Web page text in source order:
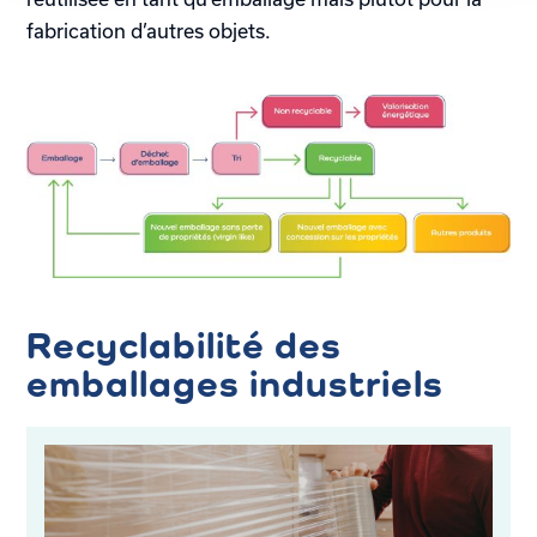
fabrication d’autres objets.
Recyclabilité des
emballages industriels